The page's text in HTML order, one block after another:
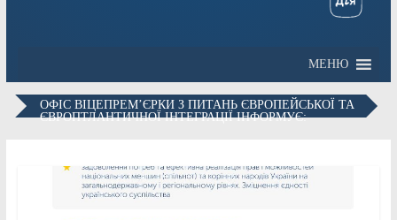
МЕНЮ
ОФІС ВІЦЕПРЕМ’ЄРКИ З ПИТАНЬ ЄВРОПЕЙСЬКОЇ ТА
ЄВРОПТЛАНТИЧНОЇ ІНТЕГРАЦІЇ ІНФОРМУЄ: